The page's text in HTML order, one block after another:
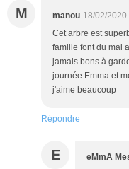
M manou 18/02/2020
Cet arbre est
famille font du mal
jamais bons à
journée Emma et
j'aime beaucoup
Répondre
E eMmA